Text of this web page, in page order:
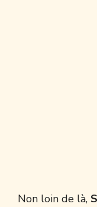
Non loin de là,